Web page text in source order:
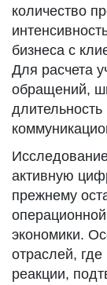
количество
бизнеса с
Для расчета
обращений,
длительность
активную
прежнему
экономики.
отраслей, где
реакции,